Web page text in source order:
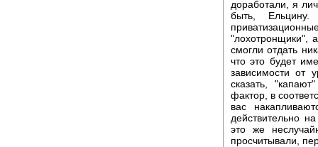
доработали, я
быть,
"лохотронщики",
смогли отдать
что это будет
зависимости от
сказать,
фактор, в
вас
действительно
это же
просчитывали,